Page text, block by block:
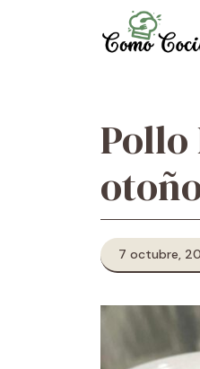
Pollo
7 octubre,